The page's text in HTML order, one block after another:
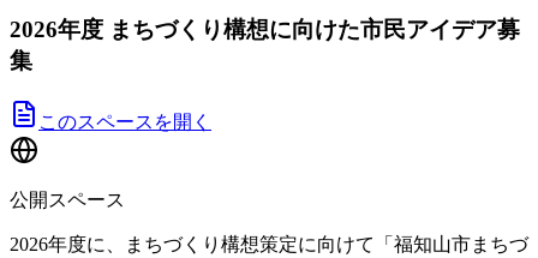
2026年度 まちづくり構想に向けた市民アイデア募
集
このスペースを開く
公開スペース
2026年度に、まちづくり構想策定に向けて「福知山市まちづ